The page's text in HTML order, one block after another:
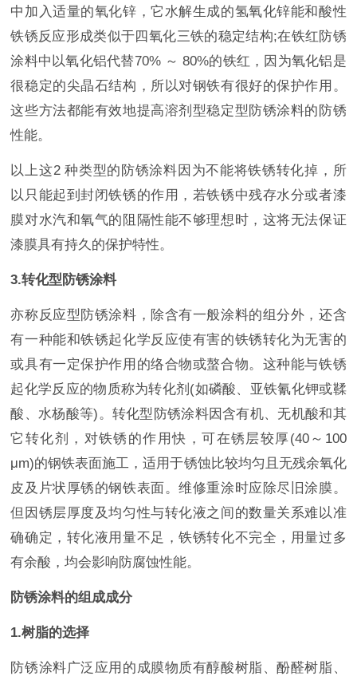
中加入适量的氧化锌，它水解生成的氢氧化锌能和酸性
铁锈反应形成类似于四氧化三铁的稳定结构;在铁红防锈
涂料中以氧化铝代替70% ～ 80%的铁红，因为氧化铝是
很稳定的尖晶石结构，所以对钢铁有很好的保护作用。
这些方法都能有效地提高溶剂型稳定型防锈涂料的防锈
性能。
以上这2 种类型的防锈涂料因为不能将铁锈转化掉，所
以只能起到封闭铁锈的作用，若铁锈中残存水分或者漆
膜对水汽和氧气的阻隔性能不够理想时，这将无法保证
漆膜具有持久的保护特性。
3.转化型防锈涂料
亦称反应型防锈涂料，除含有一般涂料的组分外，还含
有一种能和铁锈起化学反应使有害的铁锈转化为无害的
或具有一定保护作用的络合物或螯合物。这种能与铁锈
起化学反应的物质称为转化剂(如磷酸、亚铁氰化钾或鞣
酸、水杨酸等)。转化型防锈涂料因含有机、无机酸和其
它转化剂，对铁锈的作用快，可在锈层较厚(40～100
μm)的钢铁表面施工，适用于锈蚀比较均匀且无残余氧化
皮及片状厚锈的钢铁表面。维修重涂时应除尽旧涂膜。
但因锈层厚度及均匀性与转化液之间的数量关系难以准
确确定，转化液用量不足，铁锈转化不完全，用量过多
有余酸，均会影响防腐蚀性能。
防锈涂料的组成成分
1.树脂的选择
防锈涂料广泛应用的成膜物质有醇酸树脂、酚醛树脂、